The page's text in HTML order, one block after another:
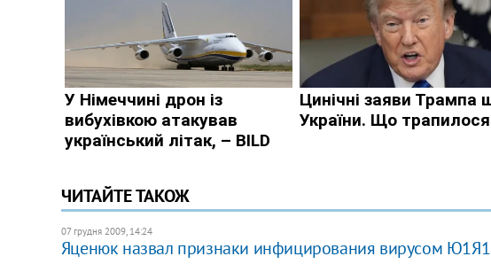
ЧИТАЙТЕ ТАКОЖ
07 грудня 2009, 14:24
Яценюк назвал признаки инфицирования вирусом Ю1Я1